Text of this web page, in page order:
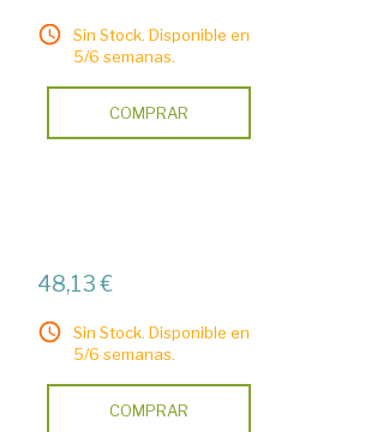
Sin Stock. Disponible en
5/6 semanas.
COMPRAR
48,13 €
Sin Stock. Disponible en
5/6 semanas.
COMPRAR